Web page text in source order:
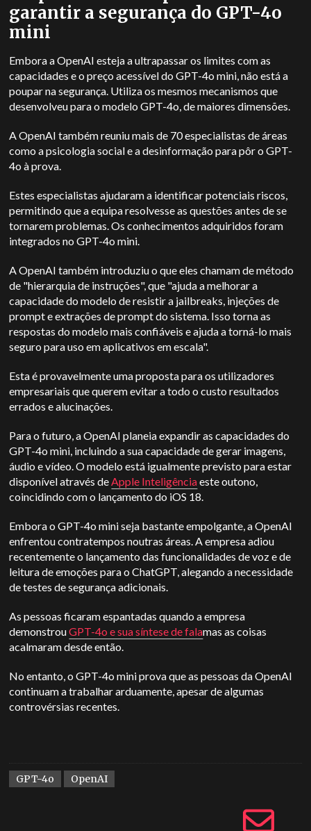
garantir a segurança do GPT-4o
mini
Embora a OpenAI esteja a ultrapassar os limites com as
capacidades e o preço acessível do GPT-4o mini, não está a
poupar na segurança. Utilizaos mesmos mecanismos que
desenvolveu para o modelo GPT-4o, de maiores dimensões.
A OpenAI também reuniu mais de 70 especialistas de áreas
como a psicologia social e a desinformação para pôr o GPT-
4o à prova.
Estes especialistas ajudaram a identificar potenciais riscos,
permitindo que a equipa resolvesse as questões antes de se
tornarem problemas. Os conhecimentos adquiridos foram
integrados no GPT-4o mini.
A OpenAI também introduziu o que eles chamam de método
de "hierarquia de instruções", que "ajuda a melhorar a
capacidade do modelo de resistir a jailbreaks, injeções de
prompt e extrações de prompt do sistema. Isso torna as
respostas do modelo mais confiáveis e ajuda a torná-lo mais
seguro para uso em aplicativos em escala".
Esta é provavelmente uma proposta para os utilizadores
empresariais que querem evitar a todo o custo resultados
errados e alucinações.
Para o futuro, a OpenAI planeia expandir as capacidades do
GPT-4o mini, incluindo a sua capacidade de gerar imagens,
áudio e vídeo.O modelo está igualmente previsto para estar
disponível através de Apple Inteligênciaeste outono,
coincidindo com o lançamento do iOS 18.
Embora o GPT-4o mini seja bastante empolgante, a OpenAI
enfrentou contratempos noutras áreas. A empresa adiou
recentemente o lançamento das funcionalidades de voz e de
leitura de emoções para o ChatGPT, alegando a necessidade
de testes de segurança adicionais.
As pessoas ficaram espantadas quando a empresa
demonstrouGPT-4o e sua síntese de falamas as coisas
acalmaram desde então.
No entanto, o GPT-4o mini prova que as pessoas da OpenAI
continuam a trabalhar arduamente, apesar de algumas
controvérsias recentes.
GPT-4o OpenAI